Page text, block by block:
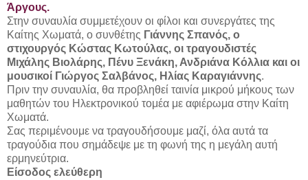
Άργους.
Στην συναυλία συμμετέχουν οι φίλοι και συνεργάτες της
Καίτης Χωματά, o συνθέτης Γιάννης Σπανός, ο
στιχουργός Κώστας Κωτούλας, οι τραγουδιστές
Μιχάλης Βιολάρης, Πένυ Ξενάκη, Ανδριάνα Κόλλια και οι
μουσικοί Γιώργος Σαλβάνος, Ηλίας Καραγιάννης.
Πριν την συναυλία, θα προβληθεί ταινία μικρού μήκους των
μαθητών του Ηλεκτρονικού τομέα με αφιέρωμα στην Καίτη
Χωματά.
Σας περιμένουμε να τραγουδήσουμε μαζί, όλα αυτά τα
τραγούδια που σημάδεψε με τη φωνή της η μεγάλη αυτή
ερμηνεύτρια.
Είσοδος ελεύθερη